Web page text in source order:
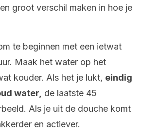
groot verschil maken in hoe je
te beginnen met een ietwat
Maak het water op het
kouder. Als het je lukt, eindig
water, de laatste 45
Als je uit de douche komt
en actiever.